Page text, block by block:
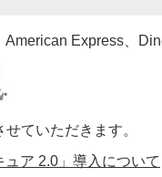
Express、
ていただきます。
ア 2.0」導入について